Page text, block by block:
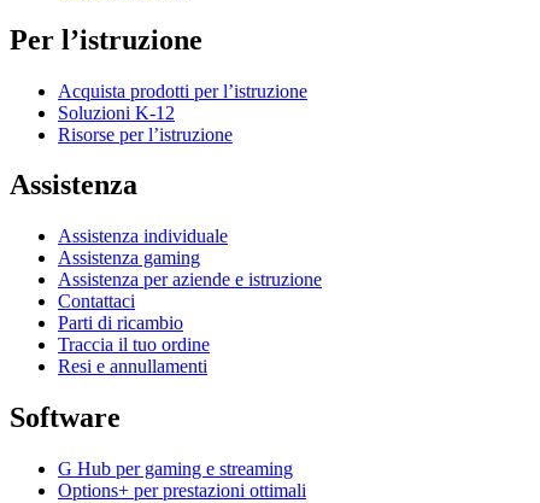
Per l’istruzione
Acquista prodotti per l’istruzione
Soluzioni K-12
Risorse per l’istruzione
Assistenza
Assistenza individuale
Assistenza gaming
Assistenza per aziende e istruzione
Contattaci
Parti di ricambio
Traccia il tuo ordine
Resi e annullamenti
Software
G Hub per gaming e streaming
Options+ per prestazioni ottimali